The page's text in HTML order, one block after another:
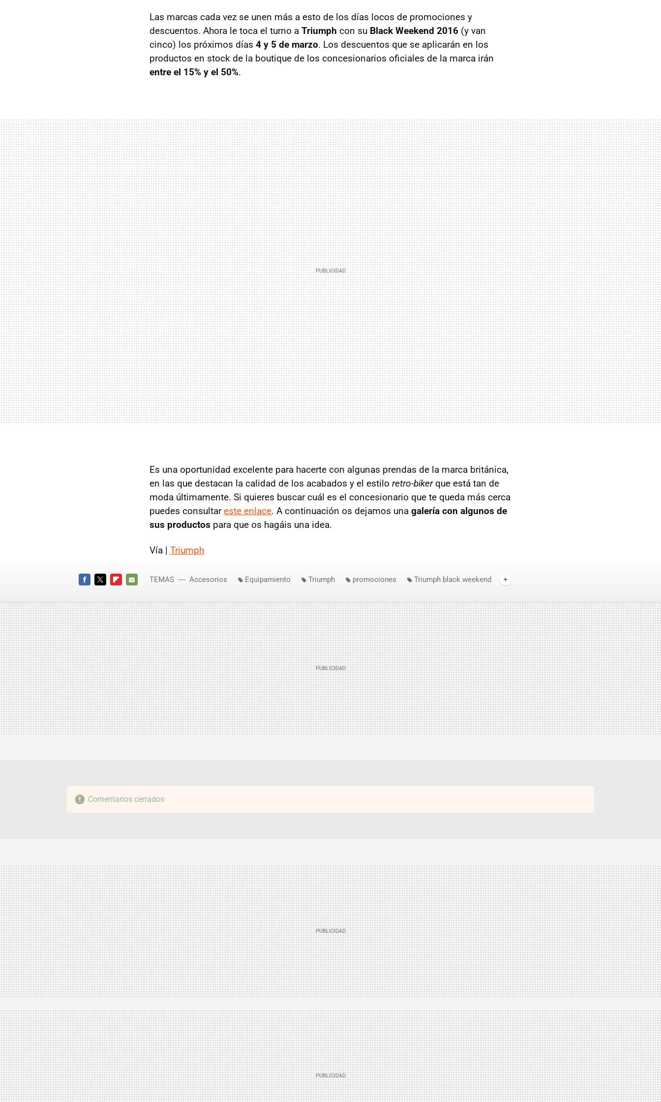
Las marcas cada vez se unen más a esto de los días locos de promociones y
descuentos. Ahora le toca el turno a Triumph con su Black Weekend 2016 (y van
cinco) los próximos días 4 y 5 de marzo. Los descuentos que se aplicarán en los
productos en stock de la boutique de los concesionarios oficiales de la marca irán
entre el 15% y el 50%.
Es una oportunidad excelente para hacerte con algunas prendas de la marca británica,
en las que destacan la calidad de los acabados y el estilo retro-bikerque está tan de
moda últimamente. Si quieres buscar cuál es el concesionario que te queda más cerca
puedes consultareste enlace. A continuación os dejamos una galería con algunos de
sus productos para que os hagáis una idea.
Vía | Triumph
MAIL
TEMAS Accesorios Equipamiento Triumph promociones Triumph black weekend
Comentarios cerrados